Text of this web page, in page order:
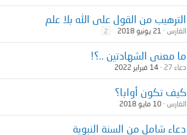
الترهيب من القول على الله بلا علم
الغارس 21 يونيو 2018 2
ما معنى الشهادتين ..؟!
دعاء 27 14 فبراير 2022
كيف تكون أوابا؟
الغارس 10 مايو 2018
دعاء شامل من السنة النبوية